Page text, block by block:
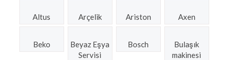
Altus Arçelik Ariston Axen
Beko
Beyaz Eşya
Servisi
Bosch
Bulaşık
makinesi